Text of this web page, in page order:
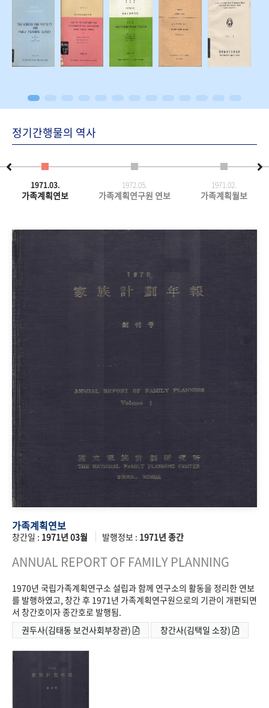
정기간행물의 역사
1971.03.
가족계획연보
1972.05.
가족계획연구원 연보
1971.02.
가족계획월보
가족계획연보
창간일 : 1971년 03월 발행정보 : 1971년 종간
ANNUAL REPORT OF FAMILY PLANNING
1970년 국립가족계획연구소 설립과 함께 연구소의 활동을 정리한 연보
를 발행하였고, 창간 후 1971년 가족계획연구원으로의 기관이 개편되면
서 창간호이자 종간호로 발행됨.
권두사(김태동 보건사회부장관)
창간사(김택일 소장)